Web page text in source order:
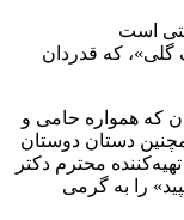
است
گلی»، که قدردان
که همواره حامی و
دستان دوستان
محترم دکتر
را به گرمی